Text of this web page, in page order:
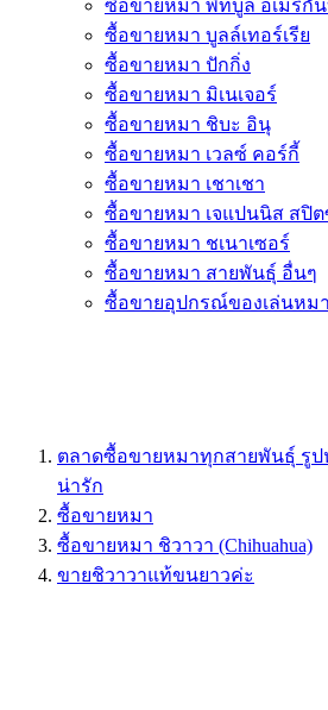
ซื้อขายหมา พิทบูล อเมริกั
ซื้อขายหมา บูลล์เทอร์เรีย
ซื้อขายหมา ปักกิ่ง
ซื้อขายหมา มิเนเจอร์
ซื้อขายหมา ชิบะ อินุ
ซื้อขายหมา เวลซ์ คอร์กี้
ซื้อขายหมา เชาเชา
ซื้อขายหมา เจแปนนิส สปิต
ซื้อขายหมา ชเนาเซอร์
ซื้อขายหมา สายพันธุ์ อื่นๆ
ซื้อขายอุปกรณ์ของเล่นหมา
ตลาดซื้อขายหมาทุกสายพันธุ์ รู
น่ารัก
ซื้อขายหมา
ซื้อขายหมา ชิวาวา (Chihuahua)
ขายชิวาวาแท้ขนยาวค่ะ